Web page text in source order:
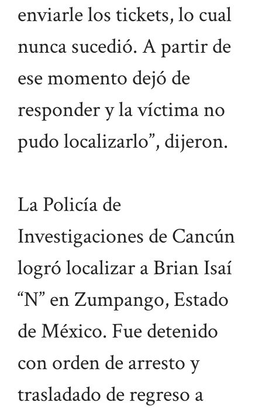
enviarle los tickets, lo cual
nunca sucedió. A partir de
ese momento dejó de
responder y la víctima no
pudo localizarlo”, dijeron.
La Policía de
Investigaciones de Cancún
logró localizar a Brian Isaí
“N” en Zumpango, Estado
de México. Fue detenido
con orden de arresto y
trasladado de regreso a